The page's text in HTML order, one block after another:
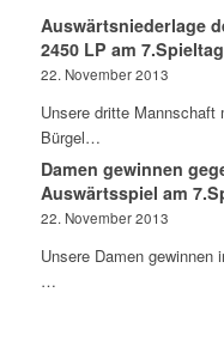
Auswärtsniederlage
2450 LP am 7.Spieltag
22. November 2013
Unsere dritte Mannschaft
Bürgel…
Damen gewinnen
Auswärtsspiel am
22. November 2013
Unsere Damen
…